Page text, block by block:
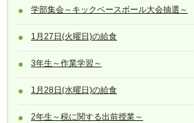
学部集会～キックベースボール大会抽選～
1月27日(火曜日)の給食
3年生～作業学習～
1月28日(水曜日)の給食
2年生～税に関する出前授業～